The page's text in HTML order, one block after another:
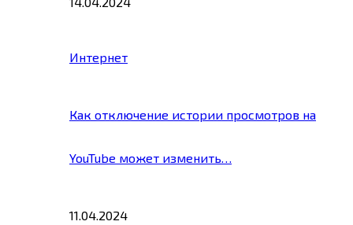
Интернет
Как отключение истории просмотров на
YouTube может изменить…
11.04.2024